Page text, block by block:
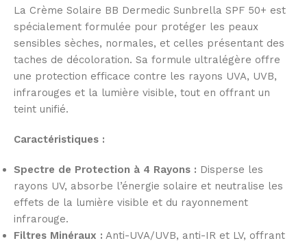
La Crème Solaire BB Dermedic Sunbrella SPF 50+ est
spécialement formulée pour protéger les peaux
sensibles sèches, normales, et celles présentant des
taches de décoloration. Sa formule ultralégère offre
une protection efficace contre les rayons UVA, UVB,
infrarouges et la lumière visible, tout en offrant un
teint unifié.
Caractéristiques :
Spectre de Protection à 4 Rayons : Disperse les
rayons UV, absorbe l’énergie solaire et neutralise les
effets de la lumière visible et du rayonnement
infrarouge.
Filtres Minéraux : Anti-UVA/UVB, anti-IR et LV, offrant